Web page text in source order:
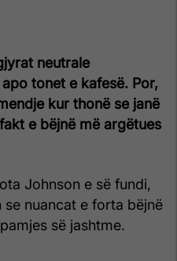
neutrale
tonet e kafesë. Por,
kur thonë se janë
e bëjnë më argëtues
Johnson e së fundi,
nuancat e forta bëjnë
së jashtme.